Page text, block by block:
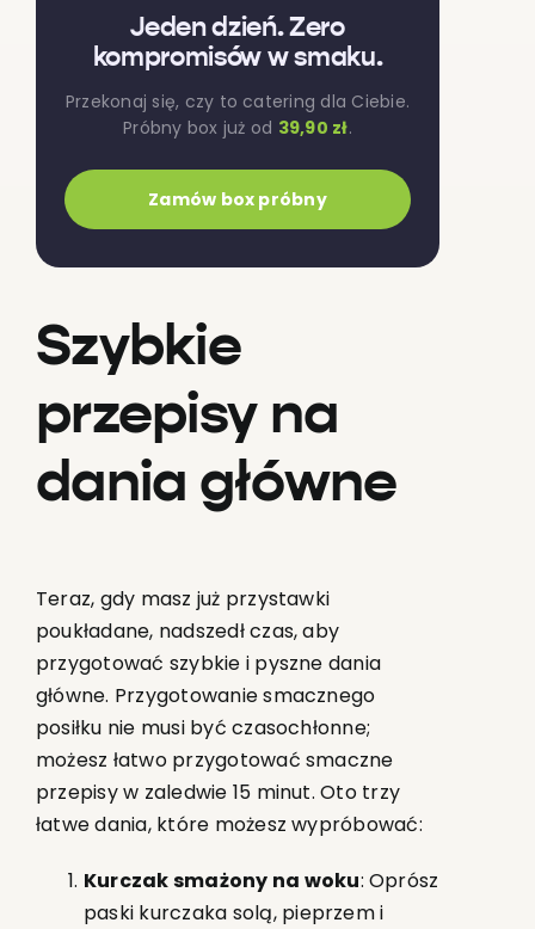
Jeden dzień. Zero
kompromisów w smaku.
Przekonaj się, czy to catering dla Ciebie.
Próbny box już od 39,90 zł.
Zamów box próbny
Szybkie
przepisy na
dania główne
Teraz, gdy masz już przystawki
poukładane, nadszedł czas, aby
przygotować szybkie i pyszne dania
główne. Przygotowanie smacznego
posiłku nie musi być czasochłonne;
możesz łatwo przygotować smaczne
przepisy w zaledwie 15 minut. Oto trzy
łatwe dania, które możesz wypróbować:
Kurczak smażony na woku: Oprósz
paski kurczaka solą, pieprzem i